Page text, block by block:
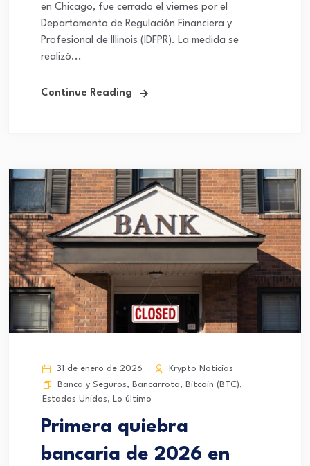
en Chicago, fue cerrado el viernes por el
Departamento de Regulación Financiera y
Profesional de Illinois (IDFPR). La medida se
realizó...
Continue Reading
31 de enero de 2026
Krypto Noticias
Banca y Seguros, Bancarrota, Bitcoin (BTC),
Estados Unidos, Lo último
Primera quiebra
bancaria de 2026 en